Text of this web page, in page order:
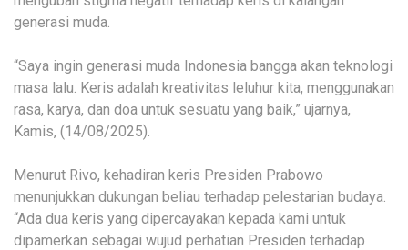
generasi muda.
“Saya ingin generasi muda Indonesia bangga akan teknologi
masa lalu. Keris adalah kreativitas leluhur kita, menggunakan
rasa, karya, dan doa untuk sesuatu yang baik,” ujarnya,
Kamis, (14/08/2025).
Menurut Rivo, kehadiran keris Presiden Prabowo
menunjukkan dukungan beliau terhadap pelestarian budaya.
“Ada dua keris yang dipercayakan kepada kami untuk
dipamerkan sebagai wujud perhatian Presiden terhadap